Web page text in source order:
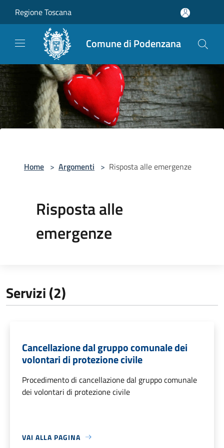
Regione Toscana
Comune di Podenzana
Home > Argomenti > Risposta alle emergenze
Risposta alle
emergenze
Servizi (2)
Cancellazione dal gruppo comunale dei
volontari di protezione civile
Procedimento di cancellazione dal gruppo comunale
dei volontari di protezione civile
VAI ALLA PAGINA